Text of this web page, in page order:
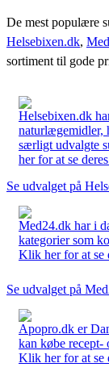
De mest populære
Helsebixen.dk,
sortiment til gode
Helsebixen.dk
naturlægemidler,
særligt udvalgte
her for at se
Se udvalget på
Med24.dk har i
kategorier som
Klik her for at se
Se udvalget på
Apopro.dk er
kan købe recept-
Klik her for at se